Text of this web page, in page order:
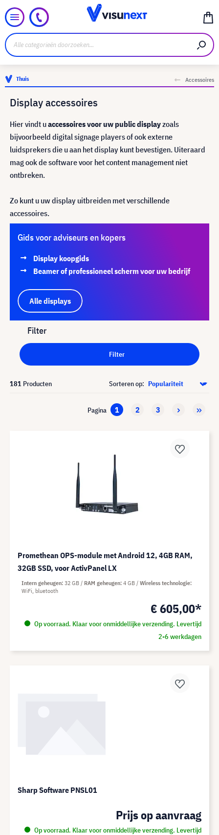
Thuis Accessoires
Display accessoires
Hier vindt uaccessoires voor uw public displayzoals
bijvoorbeeld digital signage players of ook externe
luidsprekers die u aan het display kunt bevestigen. Uiteraard
mag ook de software voor het content management niet
ontbreken.
Zo kunt u uw display uitbreiden met verschillende
accessoires.
Gids voor adviseurs en kopers
Display koopgids
Beamer of professioneel scherm voor uw bedrijf
Alle displays
Filter
Filter
181 Producten Sorteren op:
Pagina 1 2 3
Promethean OPS-module met Android 12, 4GB RAM,
32GB SSD, voor ActivPanel LX
€ 605,00*
Op voorraad. Klaar voor onmiddellijke verzending. Levertijd
2-6 werkdagen
Intern geheugen 32 GB RAM geheugen 4 GB
Wireless technologie
WiFi, bluetooth
Sharp Software PNSL01
Prijs op aanvraag
Op voorraad. Klaar voor onmiddellijke verzending. Levertijd